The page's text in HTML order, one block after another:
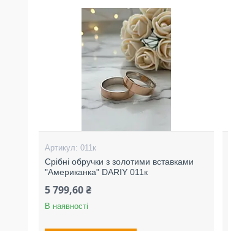
011к
Срібні обручки з золотими вставками
"Американка" DARIY 011к
5 799,60 ₴
В наявності